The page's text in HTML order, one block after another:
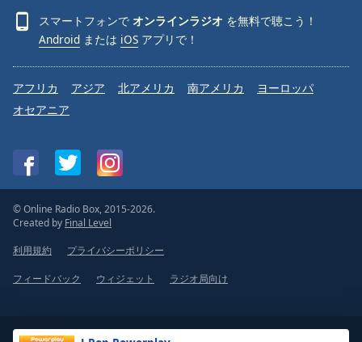
スマートフォンで オンラインラジオ を無料で聴こう！
Android または iOS アプリで！
アフリカ アジア 北アメリカ 南アメリカ
ヨーロッパ
オセアニア
© Online Radio Box, 2015-2026.
Created by Final Level
利用規約
プライバシーポリシー
フィードバック ウィジェット ラジオ局向け